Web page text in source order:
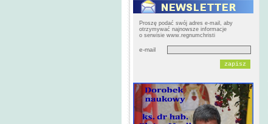
Proszę podać swój adres e-mail, aby
otrzymywać najnowsze informacje
o serwisie www.regnumchristi
e-mail